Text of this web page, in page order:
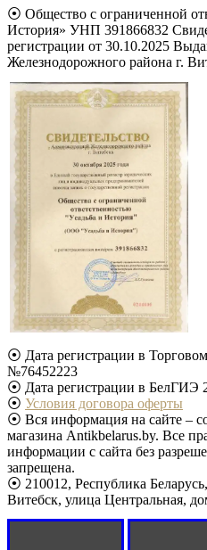
⦿ Общество с ограниченной
История» УНП 391866832
регистрации от 30.10.2025
Железнодорожного района г.
⦿ Дата регистрации в
№76452223
⦿ Дата регистрации в БелГИЭ
⦿ Условия договора оферты
⦿ Вся информация на сайте –
магазина Antikbelarus.by. Все
информации с сайта без
запрещена.
⦿ 210012, Республика
Витебск, улица Центральная,